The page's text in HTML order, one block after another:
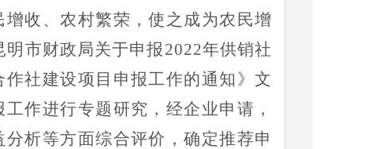
收、农村繁荣，使之成为农民增
明市财政局关于申报 2022年供销社
社建设项目申报工作的通知》文
作进行专题研究，经企业申请，
析等方面综合评价，确定推荐申